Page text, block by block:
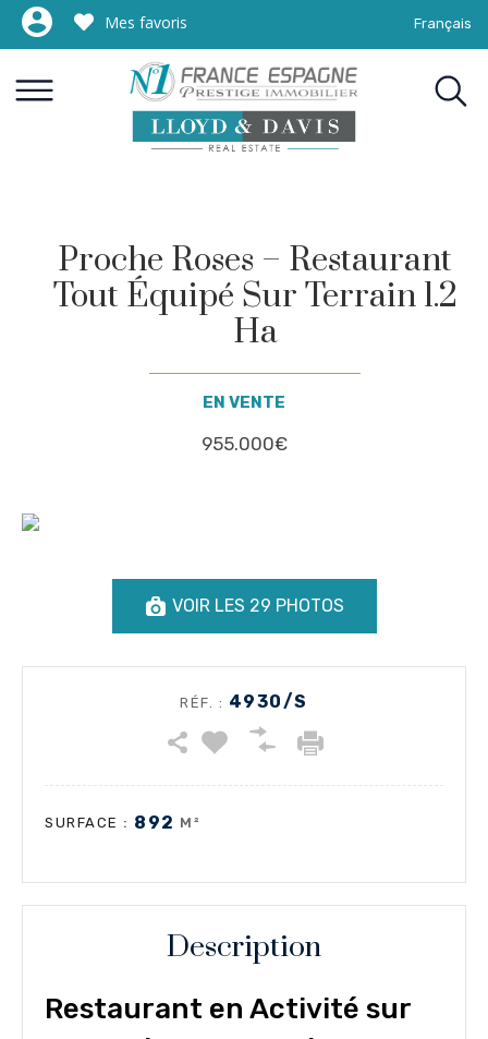
Mes favoris Français
Proche Roses – Restaurant
Tout Équipé Sur Terrain 1.2
Ha
EN VENTE
955.000€
VOIR LES 29 PHOTOS
RÉF. : 4930/S
SURFACE : 892 M²
Description
Restaurant en Activité sur